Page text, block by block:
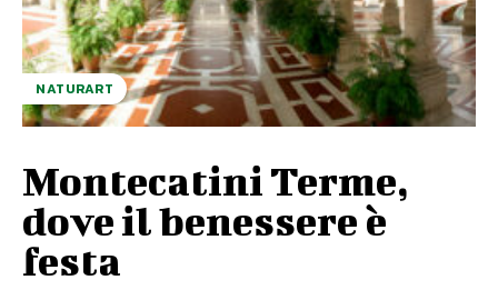
NATURART
Montecatini Terme,
dove il benessere è
festa